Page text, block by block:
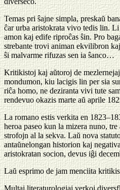
Temas pri ŝajne simpla, preskaŭ
ĉar urba aristokrata vivo tedis lin.
amon kaj edife riproĉas ŝin. Pro
strebante trovi animan ekvilibron
ŝi malvarme rifuzas sen ia ŝanco…
Kritikistoj kaj aŭtoroj de
mondumon, kiu lacigis lin per sia
riĉa homo, ne deziranta vivi tute
rendevuo okazis marte aŭ aprile
La romano estis verkita en
heroa paseo kun la mizera nuno,
strofojn al la sekva. Laŭ nova
antaŭnelongan historion kaj
aristokratan socion, devus iĝi
Laŭ esprimo de jam menciita
Multaj literaturologiaj verkoj